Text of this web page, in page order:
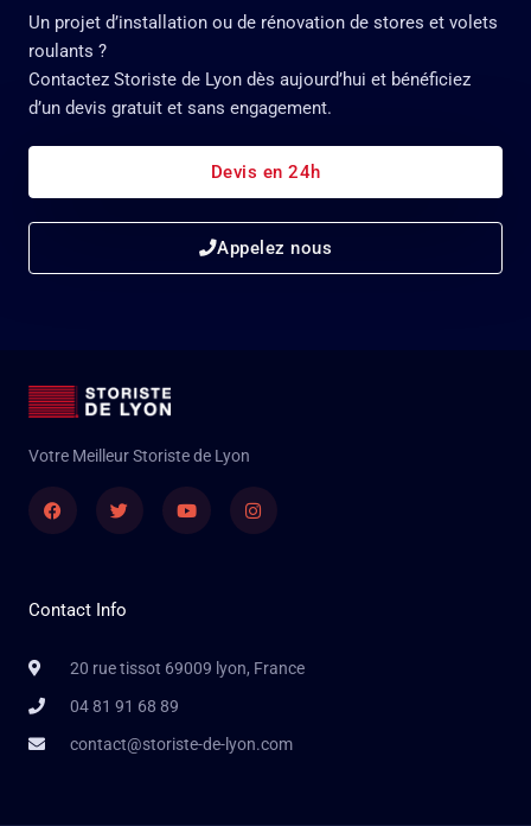
Un projet d’installation ou de rénovation de stores et volets
roulants ?
Contactez Storiste de Lyon dès aujourd’hui et bénéficiez
d’un devis gratuit et sans engagement.
Devis en 24h
Appelez nous
Votre Meilleur Storiste de Lyon
FacebookTwitter YoutubeInstagram
Contact Info
20 rue tissot 69009 lyon, France
04 81 91 68 89
contact@storiste-de-lyon.com